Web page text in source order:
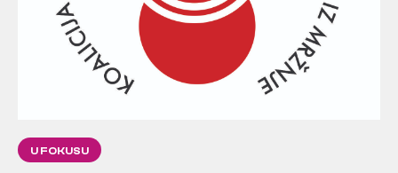
U FOKUSU